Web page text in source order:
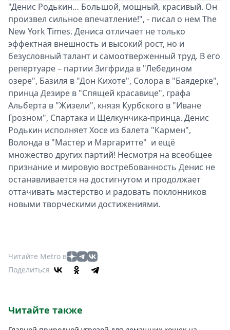
"Денис Родькин… Большой, мощный, красивый. Он
произвел сильное впечатление!", - писал о нем The
New York Times. Дениса отличает не только
эффектная внешность и высокий рост, но и
безусловный талант и самоотверженный труд. В его
репертуаре – партии Зигфрида в "Лебедином
озере", Базиля в "Дон Кихоте", Солора в "Баядерке",
принца Дезире в "Спящей красавице", графа
Альберта в "Жизели", князя Курбского в "Иване
Грозном", Спартака и Щелкунчика-принца. Денис
Родькин исполняет Хосе из балета "Кармен",
Волонда в "Мастер и Маргаритте" и ещё
множество других партий! Несмотря на всеобщее
признание и мировую востребованность Денис не
останавливается на достигнутом и продолжает
оттачивать мастерство и радовать поклонников
новыми творческими достижениями.
Читайте Metro в
Поделиться
Читайте также